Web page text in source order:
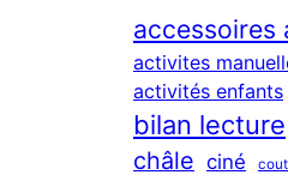
h
accessoires
activites
activités enfants
bilan lecture
châle ciné